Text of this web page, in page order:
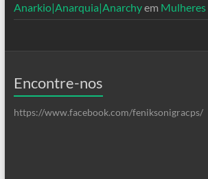
Anarkio|Anarquia|Anarchyem Mulheres
Encontre-nos
https://www.facebook.com/feniksonigracps/